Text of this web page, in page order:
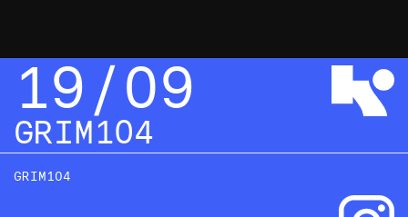
19/09
GRIM104
GRIM104